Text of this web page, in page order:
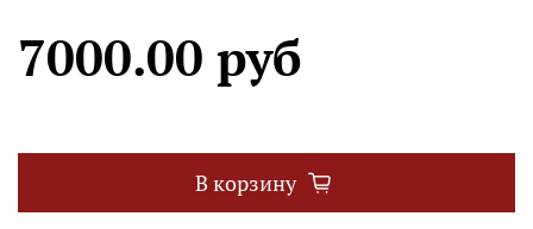
7000.00 руб
В корзину